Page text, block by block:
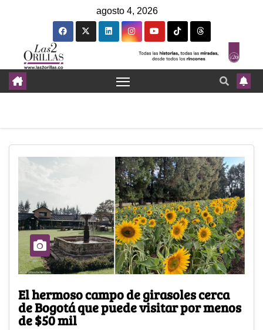
agosto 4, 2026
El hermoso campo de girasoles cerca
de Bogotá que puede visitar por menos
de $50 mil